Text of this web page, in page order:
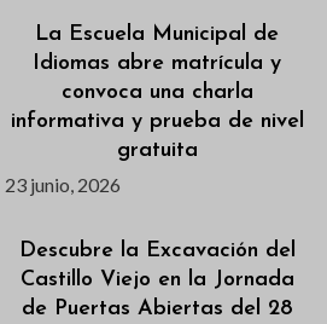
La Escuela Municipal de
Idiomas abre matrícula y
convoca una charla
informativa y prueba de nivel
gratuita
23 junio, 2026
Descubre la Excavación del
Castillo Viejo en la Jornada
de Puertas Abiertas del 28